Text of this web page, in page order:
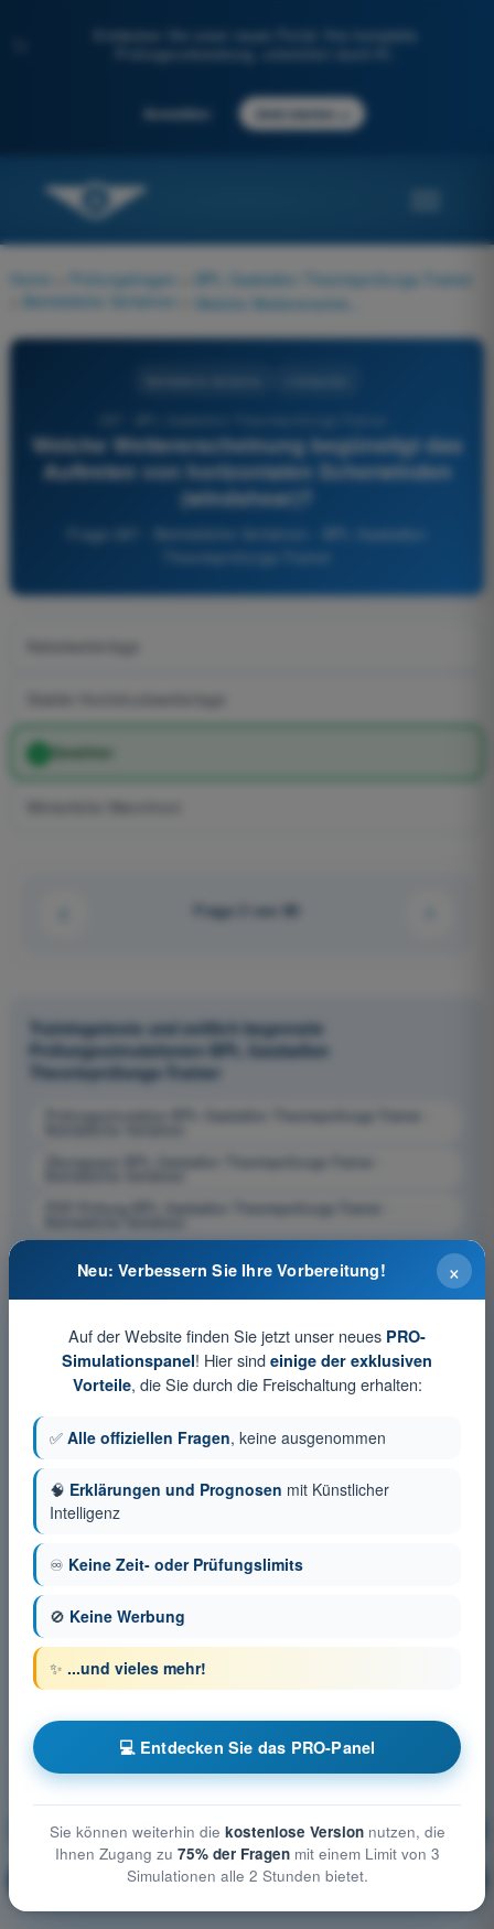
Entdecken Sie unser neues Portal: Ihre komplette
Prüfungsvorbereitung, unterstützt durch KI.
Anmelden Jetzt starten
Home Prüfungsfragen
BPL Gasballon Theorieprüfungs-Trainer
Betriebliche Verfahren
Welche Wettererscheinung begünstigt das
Auftreten von horizontalen Scherwinden
(windshear)?
Frage 287 - Betriebliche Verfahren - BPL Gasballon
Nebelwetterlage
Stabile Hochdruckwetterlage
Gewitter
Frage 3 von 80
Trainingstests und zeitlich begrenzte
Prüfungssimulationen BPL Gasballon
Theorieprüfungs-Trainer
Prüfungssimulation BPL Gasballon Theorieprüfungs-Trainer -
Übungsquiz BPL Gasballon Theorieprüfungs-Trainer -
PDF-Prüfung BPL Gasballon Theorieprüfungs-Trainer -
Betriebliche Verfahren Ausbildung!
🔒 PRO Erläuterung der Frage
×
Neu: Verbessern Sie Ihre Vorbereitung!
Auf der Website finden Sie jetzt unser neues PRO-
Simulationspanel! Hier sind einige der exklusiven
Vorteile, die Sie durch die Freischaltung erhalten:
✅ Alle offiziellen Fragen, keine ausgenommen
🧠 Erklärungen und Prognosen mit Künstlicher
Intelligenz
♾️ Keine Zeit- oder Prüfungslimits
🚫 Keine Werbung
✨ ...und vieles mehr!
💻 Entdecken Sie das PRO-Panel
Sie können weiterhin die kostenlose Versionnutzen, die
Ihnen Zugang zu 75% der Fragenmit einem Limit von 3
Simulationen alle 2 Stunden bietet.